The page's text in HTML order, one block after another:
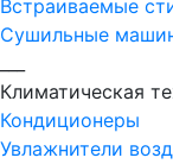
Встраиваемые
Сушильные
Климатическая
Кондиционеры
Увлажнители